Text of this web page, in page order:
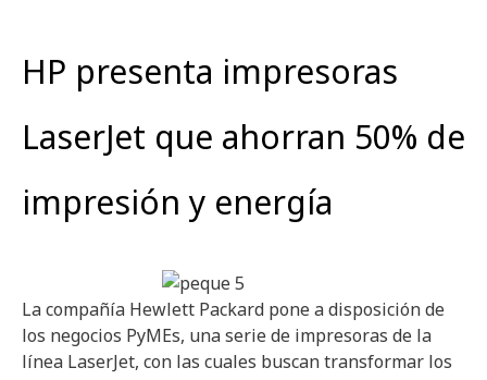
HP presenta impresoras
LaserJet que ahorran 50% de
impresión y energía
La compañía Hewlett Packard pone a disposición de
los negocios PyMEs, una serie de impresoras de la
línea LaserJet, con las cuales buscan transformar los